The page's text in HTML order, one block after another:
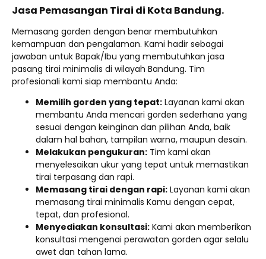
Jasa Pemasangan Tirai di Kota Bandung.
Memasang gorden dengan benar membutuhkan
kemampuan dan pengalaman. Kami hadir sebagai
jawaban untuk Bapak/Ibu yang membutuhkan jasa
pasang tirai minimalis di wilayah Bandung. Tim
profesionali kami siap membantu Anda:
Memilih gorden yang tepat: Layanan kami akan
membantu Anda mencari gorden sederhana yang
sesuai dengan keinginan dan pilihan Anda, baik
dalam hal bahan, tampilan warna, maupun desain.
Melakukan pengukuran: Tim kami akan
menyelesaikan ukur yang tepat untuk memastikan
tirai terpasang dan rapi.
Memasang tirai dengan rapi: Layanan kami akan
memasang tirai minimalis Kamu dengan cepat,
tepat, dan profesional.
Menyediakan konsultasi: Kami akan memberikan
konsultasi mengenai perawatan gorden agar selalu
awet dan tahan lama.